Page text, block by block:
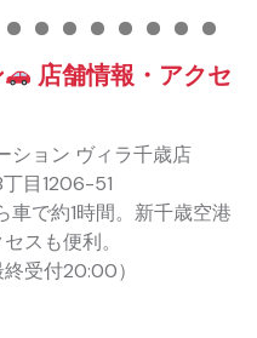
店舗情報・アクセ
ション ヴィラ千歳店
目1206-51
車で約1時間。新千歳空港
スも便利。
受付20:00）